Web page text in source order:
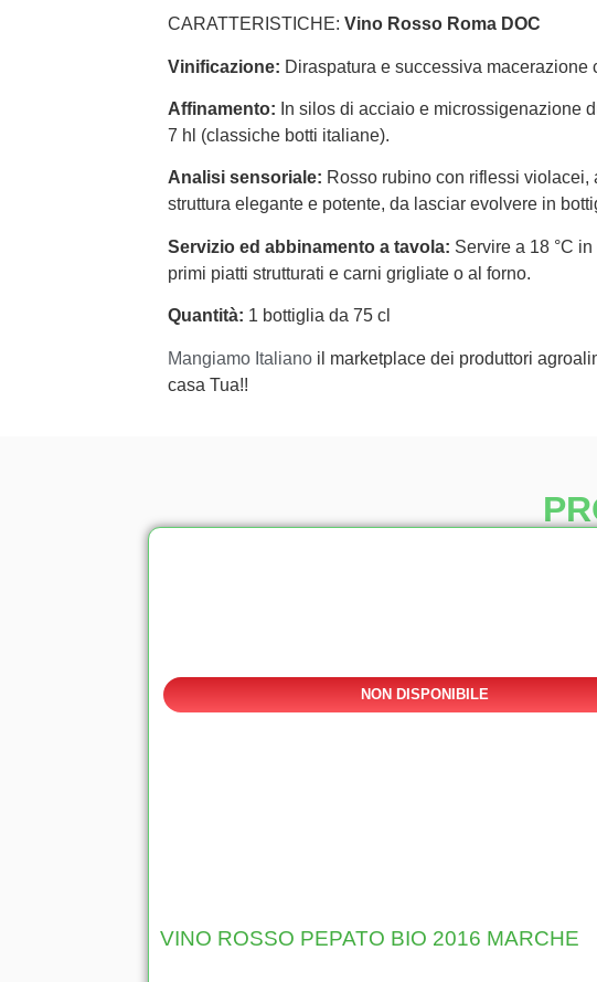
CARATTERISTICHE:Vino Rosso Roma DOC
Vinificazione: Diraspatura e successiva macerazione
Affinamento: In silos di acciaio e microssigenazione
7 hl (classiche botti italiane).
Analisi sensoriale: Rosso rubino con riflessi violacei,
struttura elegante e potente, da lasciar evolvere in
Servizio ed abbinamento a tavola: Servire a 18 °C
primi piatti strutturati e carni grigliate o al forno.
Quantità: 1 bottiglia da 75 cl
Mangiamo Italiano il marketplace dei produttori
casa Tua!!
NON DISPONIBILE
VINO ROSSO PEPATO BIO 2016 MARCHE